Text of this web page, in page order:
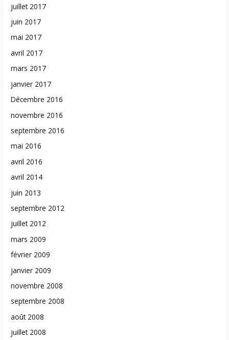
juillet 2017
juin 2017
mai 2017
avril 2017
mars 2017
janvier 2017
Décembre 2016
novembre 2016
septembre 2016
mai 2016
avril 2016
avril 2014
juin 2013
septembre 2012
juillet 2012
mars 2009
février 2009
janvier 2009
novembre 2008
septembre 2008
août 2008
juillet 2008